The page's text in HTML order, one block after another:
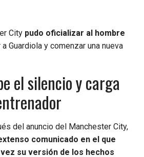
City pudo oficializar al hombre
Guardiola y comenzar una nueva
el silencio y carga
del anuncio del Manchester City,
comunicado en el que
su versión de los hechos